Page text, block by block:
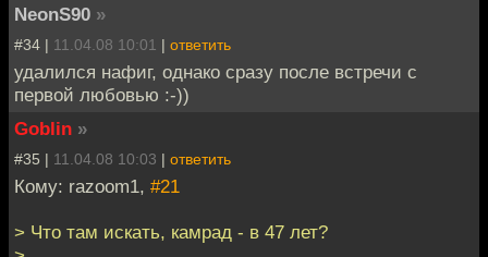
NeonS90 »
#34 | 11.04.08 10:01 | ответить
удалился нафиг, однако сразу после встречи с
первой любовью :-))
Goblin »
#35 | 11.04.08 10:03 | ответить
Кому: razoom1, #21
> Что там искать, камрад - в 47 лет?